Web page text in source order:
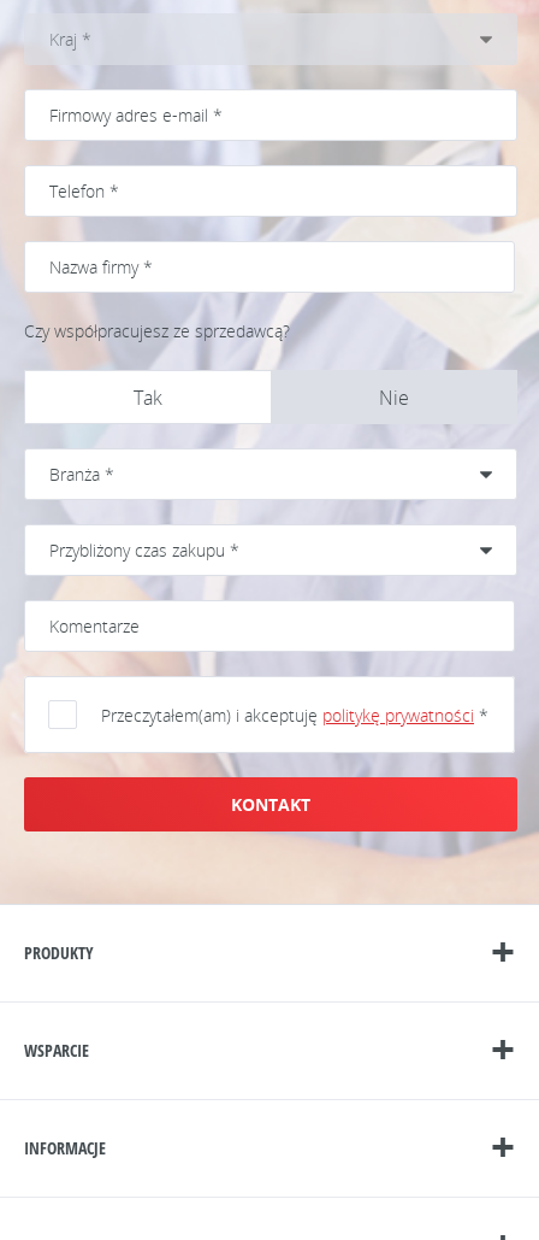
Czy współpracujesz ze sprzedawcą?
Tak Nie
Przeczytałem(am) i akceptuję politykę prywatności *
KONTAKT
PRODUKTY
WSPARCIE
INFORMACJE